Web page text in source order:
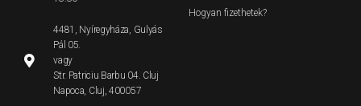
4481, Nyíregyháza, Gulyás
Pál 05.
vagy
Str. Patriciu Barbu 04. Cluj
Napoca, Cluj, 400057
Hogyan fizethetek?